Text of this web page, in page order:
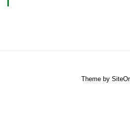
Theme by